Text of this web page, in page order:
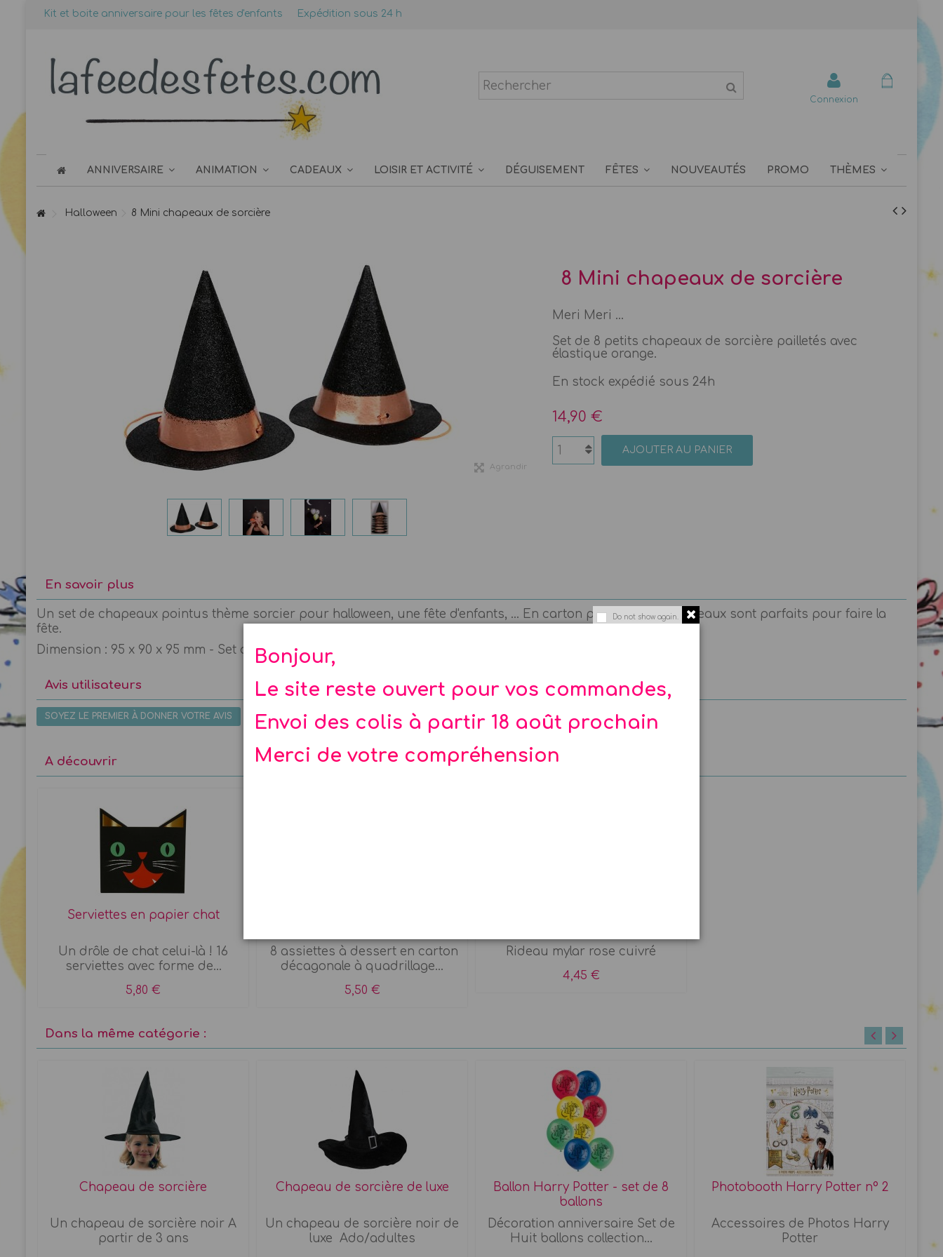
Do not show again.
Bonjour,
Le site reste ouvert pour vos commandes,
Envoi des colis à partir 18 août prochain
Merci de votre compréhension
Kit et boite anniversaire pour les fêtes d'enfants Expédition sous 24 h
Connexion
ANNIVERSAIRE ANIMATION CADEAUX LOISIR ET ACTIVITÉ DÉGUISEMENT FÊTES NOUVEAUTÉS PROMO THÈMES
Halloween 8 Mini chapeaux de sorcière
Agrandir
8 Mini chapeaux de sorcière
Meri Meri ...
Set de 8 petits chapeaux de sorcière pailletés avec
élastique orange.
En stock expédié sous 24h
14,90 €
AJOUTER AU PANIER
En savoir plus
Un set de chapeaux pointus thème sorcier pour halloween, une fête d'enfants, ... En carton pailletés, ces chapeaux sont parfaits pour faire la
fête.
Dimension : 95 x 90 x 95 mm - Set de 8 chapeaux : 100 x 178 x 100 mm
Avis utilisateurs
SOYEZ LE PREMIER À DONNER VOTRE AVIS
A découvrir
Serviettes en papier chat
Un drôle de chat celui-là ! 16
serviettes avec forme de...
5,80 €
8 assiettes à dessert en carton
décagonale à quadrillage...
5,50 €
Rideau mylar rose cuivré
4,45 €
Dans la même catégorie :
Chapeau de sorcière
Un chapeau de sorcière noir A
partir de 3 ans
Chapeau de sorcière de luxe
Un chapeau de sorcière noir de
luxe Ado/adultes
Ballon Harry Potter - set de 8
ballons
Décoration anniversaire Set de
Huit ballons collection...
Photobooth Harry Potter n° 2
Accessoires de Photos Harry
Potter